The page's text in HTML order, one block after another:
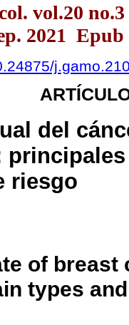
vol.20
2021 Epub
del
riesgo
of breast
types